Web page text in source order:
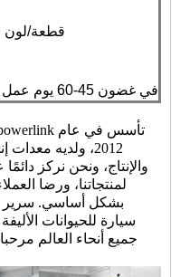
100 قطعة/لون موك
في غضون 45-60 يوم عمل بعد الإيداع الخاص بك
2012، ولديه
والإنتاج، ونحن نركز دائمًا
لمنتجاتنا، ورضا
بشكل أساسي. سرير
سيارة للحيوانات
جميع أنحاء العالم